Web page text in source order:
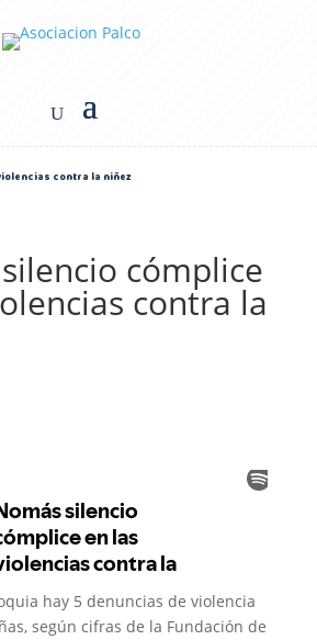
contra la niñez
cómplice
contra la
hay 5 denuncias de violencia
según cifras de la Fundación de